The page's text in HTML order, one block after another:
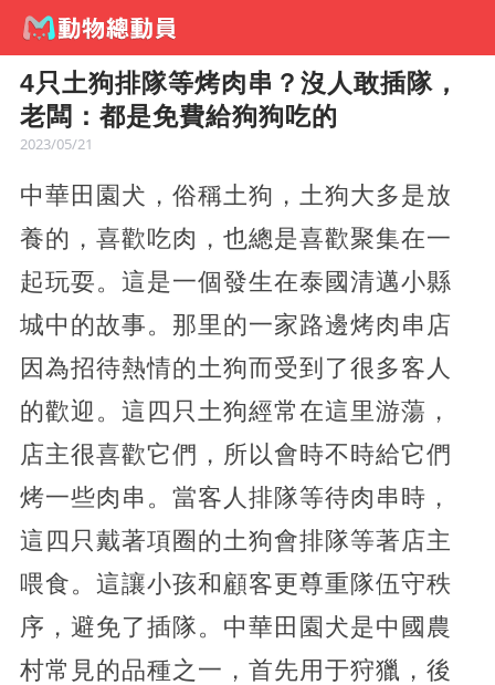
4只土狗排隊等烤肉串？沒人敢插隊，
老闆：都是免費給狗狗吃的
2023/05/21
中華田園犬，俗稱土狗，土狗大多是放
養的，喜歡吃肉，也總是喜歡聚集在一
起玩耍。這是一個發生在泰國清邁小縣
城中的故事。那里的一家路邊烤肉串店
因為招待熱情的土狗而受到了很多客人
的歡迎。這四只土狗經常在這里游蕩，
店主很喜歡它們，所以會時不時給它們
烤一些肉串。當客人排隊等待肉串時，
這四只戴著項圈的土狗會排隊等著店主
喂食。這讓小孩和顧客更尊重隊伍守秩
序，避免了插隊。中華田園犬是中國農
村常見的品種之一，首先用于狩獵，後